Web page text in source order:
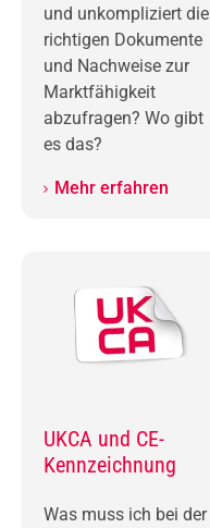
und unkompliziert die
richtigen Dokumente
und Nachweise zur
Marktfähigkeit
abzufragen? Wo gibt
es das?
Mehr erfahren
UKCA und CE-
Kennzeichnung
Was muss ich bei der